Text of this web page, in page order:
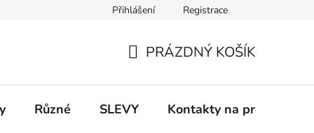
Informace k on-line platbám Odstoupení od
Přihlášení Registrace
KOŠÍK
PRÁZDNÝ KOŠÍK
Různé SLEVY Kontakty na prodejny